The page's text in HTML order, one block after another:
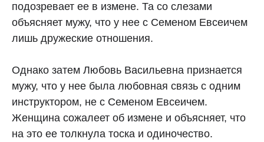
подозревает ее в измене. Та со слезами
объясняет мужу, что у нее с Семеном Евсеичем
лишь дружеские отношения.
Однако затем Любовь Васильевна признается
мужу, что у нее была любовная связь с одним
инструктором, не с Семеном Евсеичем.
Женщина сожалеет об измене и объясняет, что
на это ее толкнула тоска и одиночество.